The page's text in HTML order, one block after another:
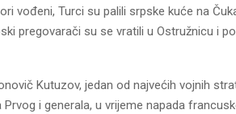
vođeni, Turci su palili srpske kuće na
pregovarači su se vratili u Ostružnicu i
Kutuzov, jedan od najvećih vojnih
i generala, u vrijeme napada